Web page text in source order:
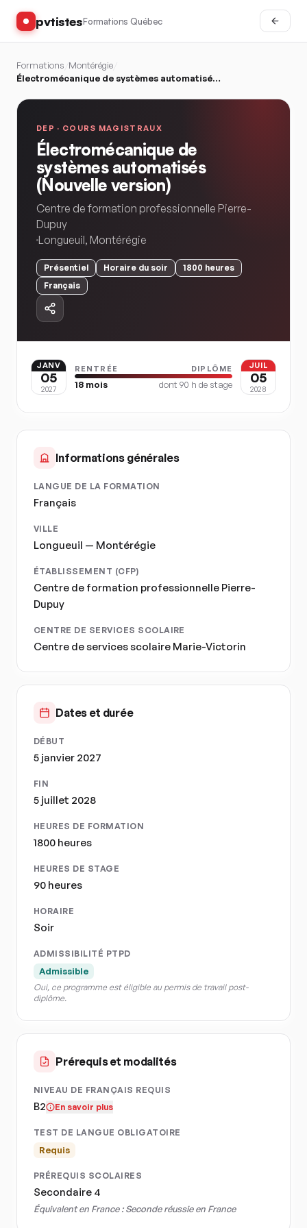
pvtistesFormations Québec
Formations Montérégie
Électromécanique de systèmes automatisés (Nouvelle version)
DEP · COURS MAGISTRAUX
Électromécanique de
systèmes automatisés
(Nouvelle version)
Centre de formation professionnelle Pierre-
Dupuy
Longueuil, Montérégie
Présentiel Horaire du soir 1800 heures
Français
JANV
05
2027
RENTRÉE DIPLÔME
18 mois dont 90 h de stage
JUIL
05
2028
Informations générales
LANGUE DE LA FORMATION
Français
VILLE
Longueuil — Montérégie
ÉTABLISSEMENT (CFP)
Centre de formation professionnelle Pierre-
Dupuy
CENTRE DE SERVICES SCOLAIRE
Centre de services scolaire Marie-Victorin
Dates et durée
DÉBUT
5 janvier 2027
FIN
5 juillet 2028
HEURES DE FORMATION
1800 heures
HEURES DE STAGE
90 heures
HORAIRE
Soir
ADMISSIBILITÉ PTPD
Admissible
Oui, ce programme est éligible au permis de travail post-
diplôme.
Prérequis et modalités
NIVEAU DE FRANÇAIS REQUIS
B2 En savoir plus
TEST DE LANGUE OBLIGATOIRE
Requis
PRÉREQUIS SCOLAIRES
Secondaire 4
Équivalent en France :Seconde réussie en France